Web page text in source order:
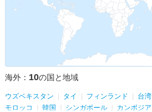
海外： 10の国と地域
ウズベキスタン タイ フィンランド 台湾
モロッコ
韓国 シンガポール カンボジア